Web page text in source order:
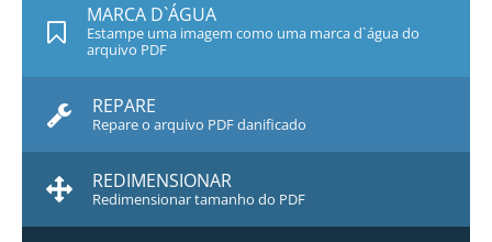
MARCA D`ÁGUA
Estampe uma imagem como uma marca d`água do
arquivo PDF
REPARE
Repare o arquivo PDF danificado
REDIMENSIONAR
Redimensionar tamanho do PDF